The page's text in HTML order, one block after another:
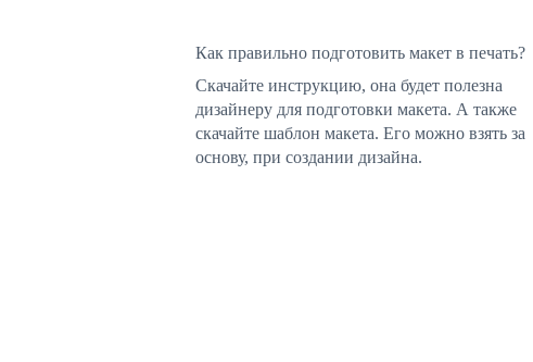
Как правильно подготовить макет в печать?
Скачайте инструкцию, она будет полезна
дизайнеру для подготовки макета. А также
скачайте шаблон макета. Его можно взять за
основу, при создании дизайна.